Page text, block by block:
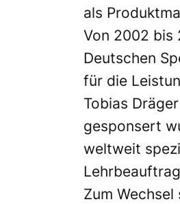
als
Von 2002 bis
Deutschen
für die
Tobias
gesponsert
weltweit
Zum